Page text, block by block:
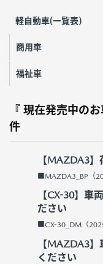
軽自動車(一覧表)
商用車
福祉車
『 現在発売中の
件
【MAZDA3
■MAZDA3_BP（
【CX-30】車
ださい
■CX-30_DM（
【MAZDA3
ください